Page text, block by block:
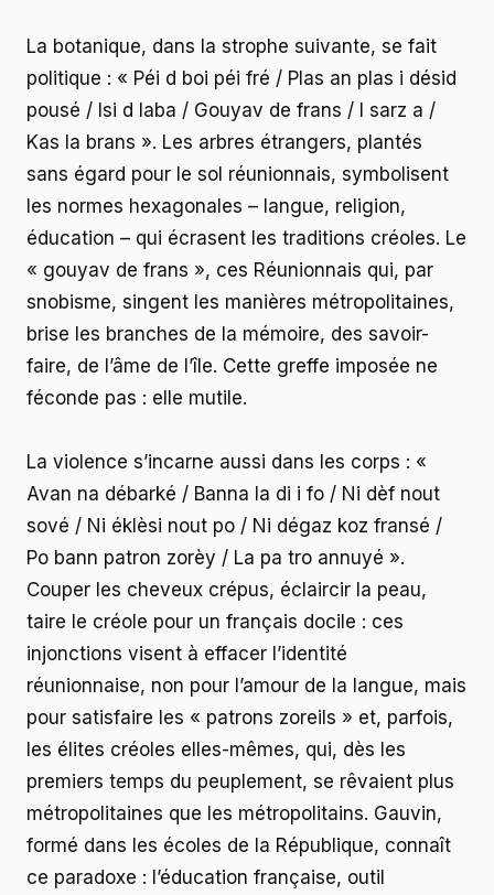
La botanique, dans la strophe suivante, se fait
politique : « Péi d boi péi fré / Plas an plas i désid
pousé / Isi d laba / Gouyav de frans / I sarz a /
Kas la brans ». Les arbres étrangers, plantés
sans égard pour le sol réunionnais, symbolisent
les normes hexagonales – langue, religion,
éducation – qui écrasent les traditions créoles. Le
« gouyav de frans », ces Réunionnais qui, par
snobisme, singent les manières métropolitaines,
brise les branches de la mémoire, des savoir-
faire, de l’âme de l’île. Cette greffe imposée ne
féconde pas : elle mutile.
La violence s’incarne aussi dans les corps : «
Avan na débarké / Banna la di i fo / Ni dèf nout
sové / Ni éklèsi nout po / Ni dégaz koz fransé /
Po bann patron zorèy / La pa tro annuyé ».
Couper les cheveux crépus, éclaircir la peau,
taire le créole pour un français docile : ces
injonctions visent à effacer l’identité
réunionnaise, non pour l’amour de la langue, mais
pour satisfaire les « patrons zoreils » et, parfois,
les élites créoles elles-mêmes, qui, dès les
premiers temps du peuplement, se rêvaient plus
métropolitaines que les métropolitains. Gauvin,
formé dans les écoles de la République, connaît
ce paradoxe : l’éducation française, outil